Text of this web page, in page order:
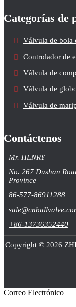
Categorías de
Válvula de bola
Controlador de
Válvula de
Válvula de
Válvula de
Contáctenos
Mr. HENRY
No. 267 Dushan
Province
86-577-86911288
+86-13736352440
Copyright © 2026
Correo Electrónico